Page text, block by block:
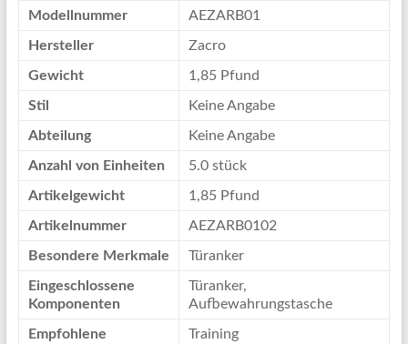
Modellnummer AEZARB01
Hersteller Zacro
Gewicht 1,85 Pfund
Stil Keine Angabe
Abteilung Keine Angabe
Anzahl von Einheiten 5.0 stück
Artikelgewicht 1,85 Pfund
Artikelnummer AEZARB0102
Besondere Merkmale Türanker
Eingeschlossene
Komponenten
Türanker,
Aufbewahrungstasche
Empfohlene
Training